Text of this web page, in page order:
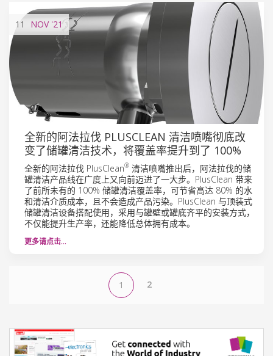
11 NOV'21
全新的阿法拉伐 PLUSCLEAN 清洁喷嘴彻底改
变了储罐清洁技术，将覆盖率提升到了 100%
全新的阿法拉伐 PlusClean® 清洁喷嘴推出后，阿法拉伐的储
罐清洁产品线在广度上又向前迈进了一大步。PlusClean 带来
了前所未有的 100% 储罐清洁覆盖率，可节省高达 80% 的水
和清洁介质成本，且不会造成产品污染。PlusClean 与顶装式
储罐清洁设备搭配使用，采用与罐壁或罐底齐平的安装方式，
不仅能提升生产率，还能降低总体拥有成本。
更多请点击…
1 2